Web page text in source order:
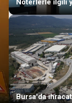
Noterlerle ilgili
Bursa'da